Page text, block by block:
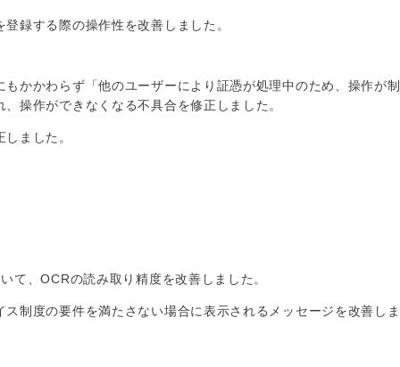
録する際の操作性を改善しました。
もかかわらず「他のユーザーにより証憑が処理中のため、操作が
操作ができなくなる不具合を修正しました。
ました。
て、OCRの読み取り精度を改善しました。
ス制度の要件を満たさない場合に表示されるメッセージを改善し